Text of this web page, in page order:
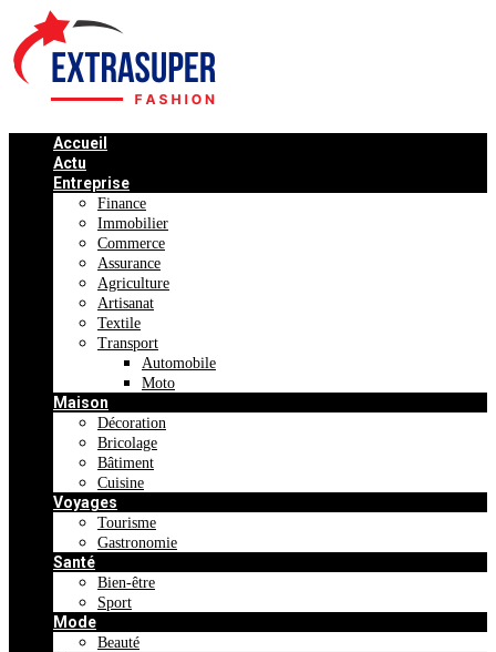
Accueil
Actu
Entreprise
Finance
Immobilier
Commerce
Assurance
Agriculture
Artisanat
Textile
Transport
Automobile
Moto
Maison
Décoration
Bricolage
Bâtiment
Cuisine
Voyages
Tourisme
Gastronomie
Santé
Bien-être
Sport
Mode
Beauté